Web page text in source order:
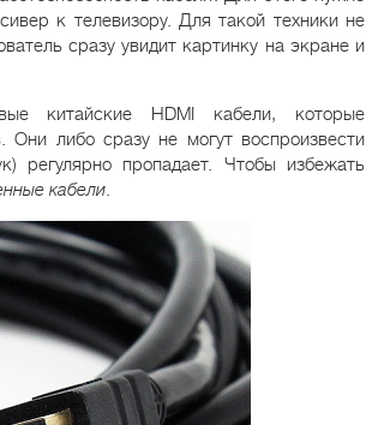
к телевизору. Для такой техники не
сразу увидит картинку на экране и
китайские HDMI кабели, которые
Они либо сразу не могут воспроизвести
регулярно пропадает. Чтобы избежать
кабели